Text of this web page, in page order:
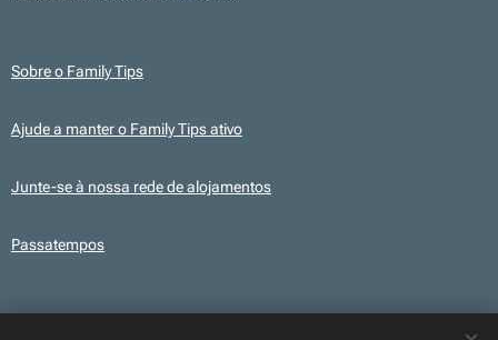
Sobre o Family Tips
Ajude a manter o Family Tips ativo
Junte-se à nossa rede de alojamentos
Passatempos